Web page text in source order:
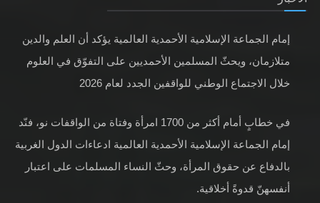
إمام الجماعة الإسلامية الأحمدية العالمية يؤكد أن العلم والدين
متلازمان، ويحثّ المسلمين الأحمديين على التفوّق في العلوم
في خطابٍ أمام أكثر من 1700 امرأة وفتاة من الواقفات نو، فنّد
إمام الجماعة الإسلامية الأحمدية العالمية ادعاءات الدول الغربية
بالدفاع عن حقوق المرأة، وحثّ النساء المسلمات على اعتبار
إمام الجماعة الإسلامية الأحمدية العالمية يدين التدخل الغربي